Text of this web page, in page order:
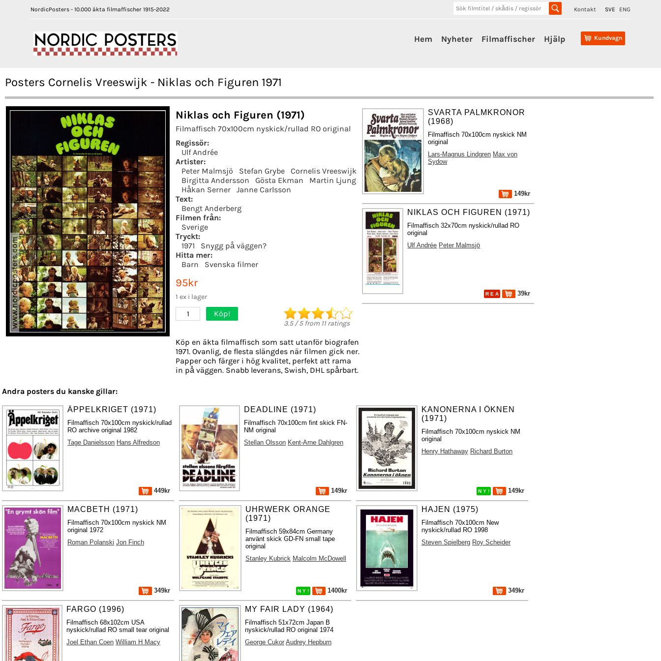
NordicPosters - 10.000 äkta filmaffischer 1915-2022 Kontakt SVE ENG
Kundvagn
Hem Nyheter Filmaffischer Hjälp
Posters Cornelis Vreeswijk - Niklas och Figuren 1971
Niklas och Figuren (1971)
Filmaffisch 70x100cm nyskick/rullad RO original
Regissör:
Ulf Andrée
Artister:
Peter Malmsjö
Stefan Grybe
Cornelis Vreeswijk
Birgitta Andersson
Gösta Ekman
Martin Ljung
Håkan Serner
Janne Carlsson
Text:
Bengt Anderberg
Filmen från:
Sverige
Tryckt:
1971
Snygg på väggen?
Hitta mer:
Barn
Svenska filmer
95kr
1 ex i lager
1 Köp!
3.5/5from 11ratings
Köp en äkta filmaffisch som satt utanför biografen
1971. Ovanlig, de flesta slängdes när filmen gick ner.
Papper och färger i hög kvalitet, perfekt att rama
in på väggen. Snabb leverans, Swish, DHL spårbart.
SVARTA PALMKRONOR
(1968)
Filmaffisch 70x100cm nyskick NM
original
Lars-Magnus Lindgren Max von
Sydow
149kr
NIKLAS OCH FIGUREN (1971)
Filmaffisch 32x70cm nyskick/rullad RO
original
Ulf Andrée Peter Malmsjö
R E A 39kr
Andra posters du kanske gillar:
ÄPPELKRIGET (1971)
Filmaffisch 70x100cm nyskick/rullad
RO archive original 1982
Tage Danielsson Hans Alfredson
449kr
DEADLINE (1971)
Filmaffisch 70x100cm fint skick FN-
NM original
Stellan Olsson Kent-Arne Dahlgren
149kr
KANONERNA I ÖKNEN
(1971)
Filmaffisch 70x100cm nyskick NM
original
Henry Hathaway Richard Burton
N Y ! 149kr
MACBETH (1971)
Filmaffisch 70x100cm nyskick NM
original 1972
Roman Polanski Jon Finch
349kr
UHRWERK ORANGE
(1971)
Filmaffisch 59x84cm Germany
använt skick GD-FN small tape
original
Stanley Kubrick Malcolm McDowell
N Y ! 1400kr
HAJEN (1975)
Filmaffisch 70x100cm New
nyskick/rullad RO 1998
Steven Spielberg Roy Scheider
349kr
FARGO (1996)
Filmaffisch 68x102cm USA
nyskick/rullad RO small tear original
Joel Ethan Coen William H Macy
MY FAIR LADY (1964)
Filmaffisch 51x72cm Japan B
nyskick/rullad RO original 1974
George Cukor Audrey Hepburn